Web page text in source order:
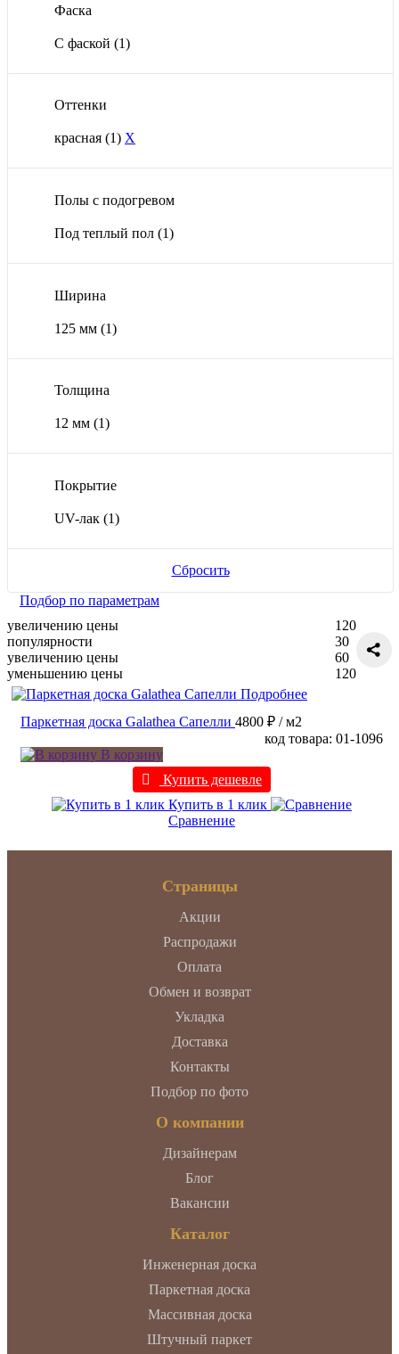
Фаска
С фаской (1)
Оттенки
красная (1) X
Полы с подогревом
Под теплый пол (1)
Ширина
125 мм (1)
Толщина
12 мм (1)
Покрытие
UV-лак (1)
Сбросить
Подбор по параметрам
увеличению цены
популярности
увеличению цены
уменьшению цены
120
30
60
120
Подробнее
Паркетная доска Galathea Сапелли 4800 ₽ / м2
код товара: 01-1096
В корзину
Купить дешевле
Купить в 1 клик
Сравнение
Страницы
Акции
Распродажи
Оплата
Обмен и возврат
Укладка
Доставка
Контакты
Подбор по фото
О компании
Дизайнерам
Блог
Вакансии
Каталог
Инженерная доска
Паркетная доска
Массивная доска
Штучный паркет